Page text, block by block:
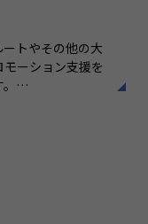
、ブログ記事も
ルアップできる
です！
www.wantedly.c
organization
blog/
トやその他の大
ーション支援を
上流工程から関